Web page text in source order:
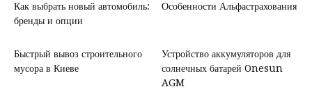
Как выбрать новый автомобиль:
бренды и опции
Особенности Альфастрахования
Быстрый вывоз строительного
мусора в Киеве
Устройство аккумуляторов для
солнечных батарей Onesun
AGM